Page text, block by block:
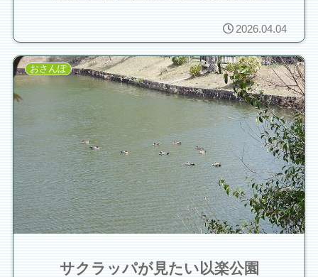
2026.04.04
おさんぽ
サクラッパが見たい以楽公園